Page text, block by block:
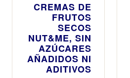
CREMAS DE
FRUTOS
SECOS
NUT&ME, SIN
AZÚCARES
AÑADIDOS NI
ADITIVOS